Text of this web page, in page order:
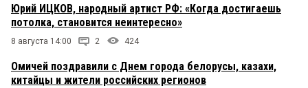
Юрий ИЦКОВ, народный артист РФ: «Когда достигаешь
потолка, становится неинтересно»
8 августа 14:00 2 424
Омичей поздравили с Днем города белорусы, казахи,
китайцы и жители российских регионов